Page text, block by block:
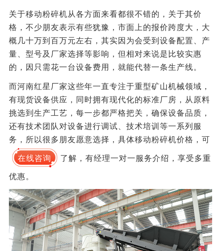
关于移动粉碎机从各方面来看都很不错的，关于其价
格，不少朋友表示有些犹豫，市面上的报价跨度大，大
概几十万到百万元左右，其实因为会受到设备配置、产
量、型号及厂家选择等影响，但相对来说是比较实惠
的，因只需花一台设备费用，就能代替一条生产线。
而河南红星厂家这些年一直专注于重型矿山机械领域，
有现货设备供应，同时拥有现代化的标准厂房，从原料
挑选到生产工艺，每一步都严格把关，确保设备品质，
还有技术团队对设备进行调试、技术培训等一系列服
务，所以很多朋友愿意选择，具体移动粉碎机价格，可
在线咨询 了解，有经理一对一服务介绍，享受多重
优惠。